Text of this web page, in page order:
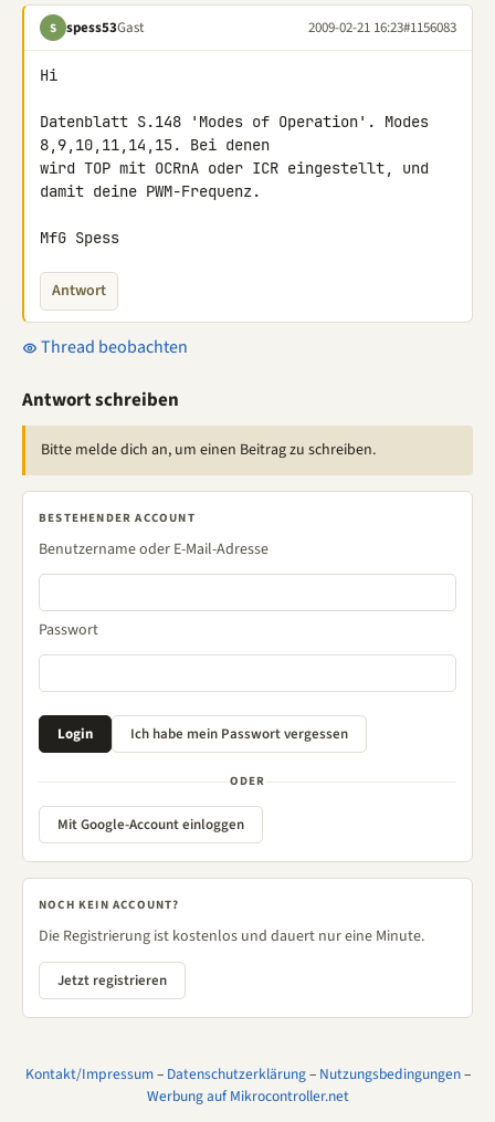
S spess53Gast 2009-02-21 16:23#1156083
Hi
Datenblatt S.148 'Modes of Operation'. Modes
8,9,10,11,14,15. Bei denen
wird TOP mit OCRnA oder ICR eingestellt, und
damit deine PWM-Frequenz.
MfG Spess
Antwort
Thread beobachten
Antwort schreiben
Bitte melde dich an, um einen Beitrag zu schreiben.
BESTEHENDER ACCOUNT
Benutzername oder E-Mail-Adresse
Passwort
ODER
Mit Google-Account einloggen
NOCH KEIN ACCOUNT?
Die Registrierung ist kostenlos und dauert nur eine Minute.
Jetzt registrieren
Kontakt/Impressum– Datenschutzerklärung– Nutzungsbedingungen–
Werbung auf Mikrocontroller.net